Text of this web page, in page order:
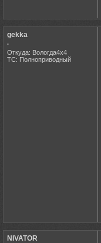
gekka
.
Откуда: Вологда4х4
ТС: Полноприводный
NIVATOR